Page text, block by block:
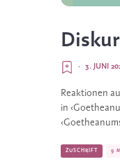
3. JUNI
·
Reaktionen
in
ZUSCHRIFT 9